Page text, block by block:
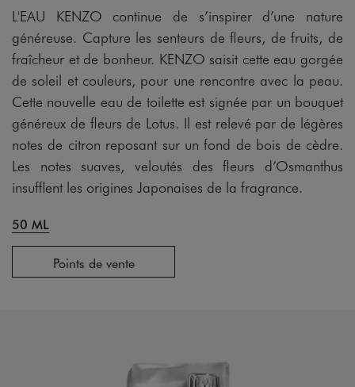
L'EAU KENZO continue de s’inspirer d’une nature
généreuse. Capture les senteurs de fleurs, de fruits, de
fraîcheur et de bonheur. KENZO saisit cette eau gorgée
de soleil et couleurs, pour une rencontre avec la peau.
Cette nouvelle eau de toilette est signée par un bouquet
généreux de fleurs de Lotus. Il est relevé par de légères
notes de citron reposant sur un fond de bois de cèdre.
Les notes suaves, veloutés des fleurs d’Osmanthus
insufflent les origines Japonaises de la fragrance.
50 ML
Points de vente